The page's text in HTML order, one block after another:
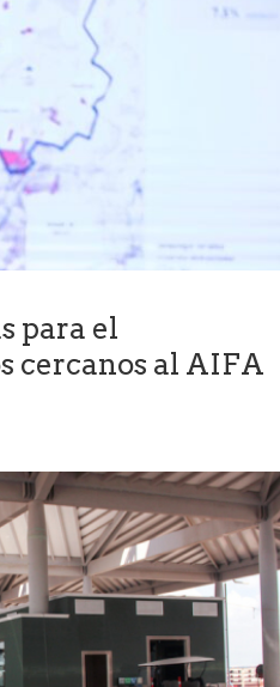
para el
cercanos al AIFA